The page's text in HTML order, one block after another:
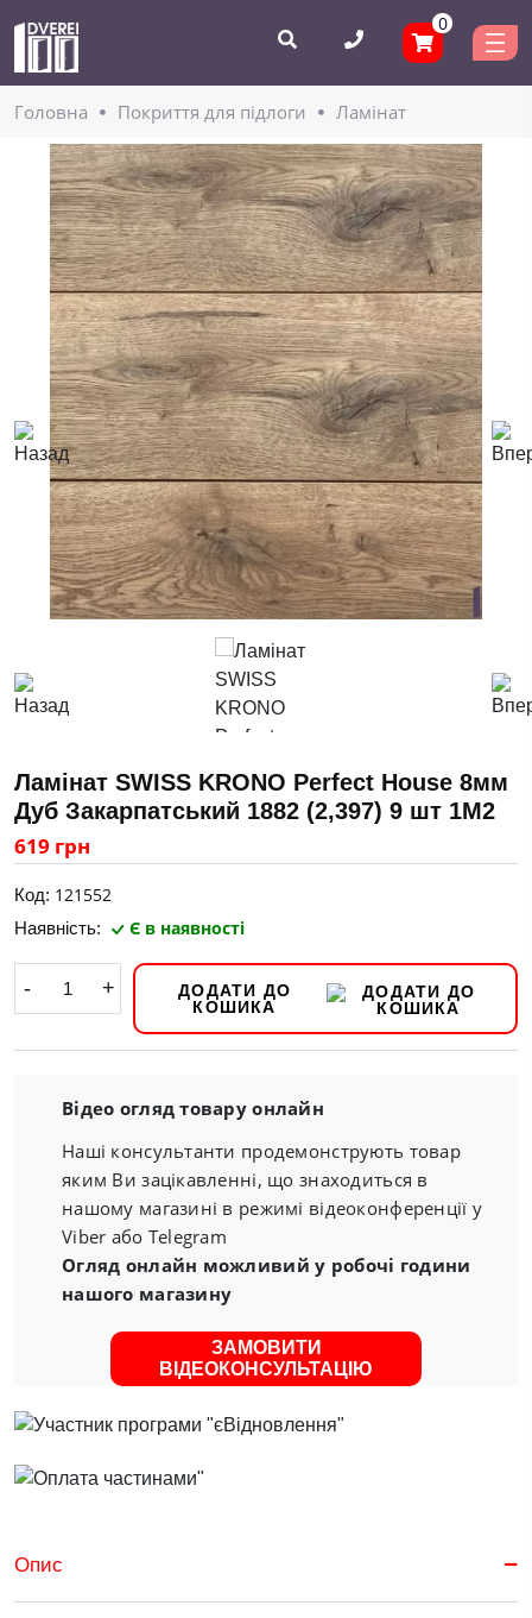
0
Головнa Покриття для підлоги Ламінат
Ламінат SWISS KRONO Perfect House 8мм
Дуб Закарпатський 1882 (2,397) 9 шт 1M2
619 грн
Код: 121552
Наявність: Є в наявності
- +
ДОДАТИ ДО
КОШИКА
Відео огляд товару онлайн
Наші консультанти продемонструють товар
яким Ви зацікавленні, що знаходиться в
нашому магазині в режимі відеоконференції у
Viber або Telegram
Огляд онлайн можливий у робочі години
нашого магазину
ЗАМОВИТИ
ВІДЕОКОНСУЛЬТАЦІЮ
Опис